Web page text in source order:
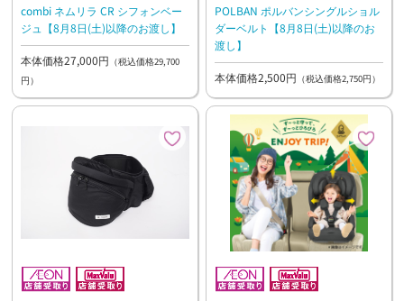
combi ネムリラ CR シフォンベー
ジュ【8月8日(土)以降のお渡し】
本体価格27,000円 （税込価格29,700
円）
POLBAN ポルバンシングルショル
ダーベルト【8月8日(土)以降のお
渡し】
本体価格2,500円 （税込価格2,750円）